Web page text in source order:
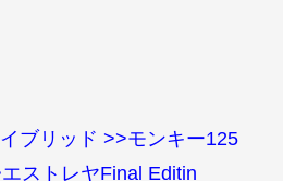
ブリッド >>モンキー125
ストレヤFinal Editin